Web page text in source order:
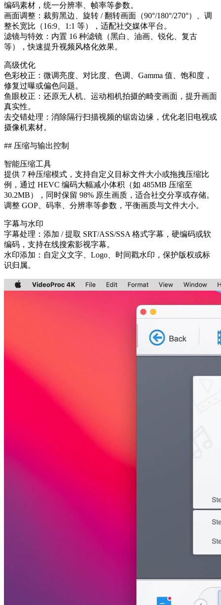
编码素材，统一分辨率、帧率等参数。
画面调整：裁剪黑边、旋转 / 翻转画面（90°/180°/270°）、调
整长宽比（16:9、1:1 等），适配社交媒体平台。
滤镜与特效：内置 16 种滤镜（黑白、油画、锐化、复古
等），快速提升视频风格化效果。
高级优化
色彩校正：微调亮度、对比度、色调、Gamma 值、饱和度，
修复过曝或偏色问题。
鱼眼校正：还原无人机、运动相机拍摄的畸变画面，提升画面
真实性。
去交错处理：消除隔行扫描视频的锯齿边缘，优化老旧电视或
摄像机素材。
## 压缩与输出控制
智能压缩工具
提供 7 种压缩模式，支持自定义目标文件大小或拖拽压缩比
例，通过 HEVC 编码大幅减小体积（如 485MB 压缩至
30.2MB），同时保留 98% 原生画质，适合社交分享或存储。
调整 GOP、码率、分辨率等参数，平衡画质与文件大小。
字幕与水印
字幕处理：添加 / 提取 SRT/ASS/SSA 格式字幕，硬编码或软
编码，支持在线搜索影视字幕。
水印添加：自定义文字、Logo、时间戳水印，保护版权或标
识归属。